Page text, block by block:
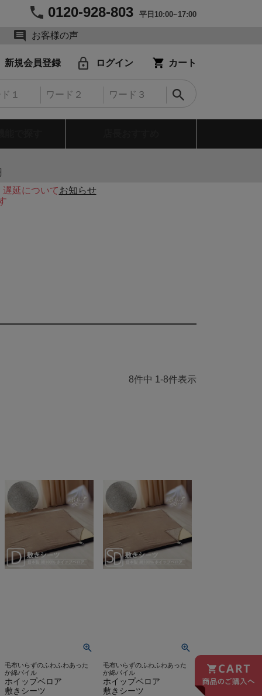
0120-928-803 平日10:00~17:00
お客様の声
新規会員登録 ログイン カート
延についてお知らせ
8件中 1 -8件表示
毛布いらずのふわふわあった
か綿パイル
ホイップベロア
敷きシーツ
毛布いらずのふわふわあった
か綿パイル
ホイップベロア
敷きシーツ